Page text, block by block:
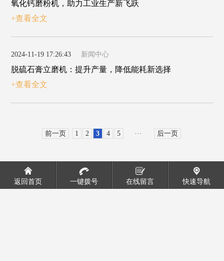
氧化钙磨粉机，助力工业生产新飞跃
+查看全文
2024-11-19 17:26:43 新闻中心
脱硫石膏立磨机：提升产量，降低能耗新选择
+查看全文
前一页 1 2 3 4 5 ··· 后一页
返回首页 一键拨号 在线留言 快速导航